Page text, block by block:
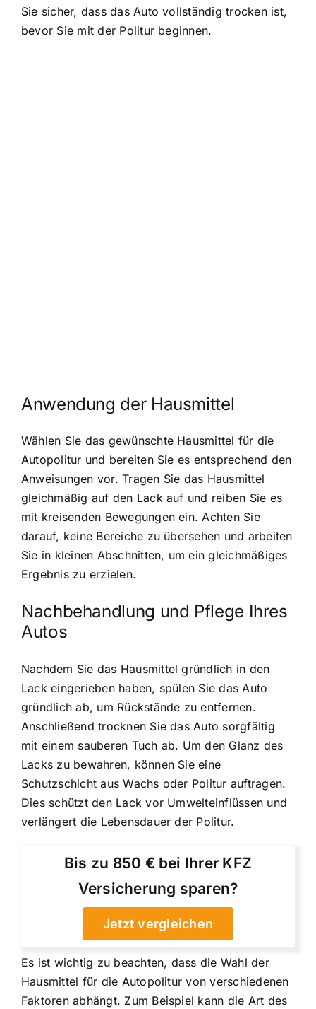
Sie sicher, dass das Auto vollständig trocken ist,
bevor Sie mit der Politur beginnen.
Anwendung der Hausmittel
Wählen Sie das gewünschte Hausmittel für die
Autopolitur und bereiten Sie es entsprechend den
Anweisungen vor. Tragen Sie das Hausmittel
gleichmäßig auf den Lack auf und reiben Sie es
mit kreisenden Bewegungen ein. Achten Sie
darauf, keine Bereiche zu übersehen und arbeiten
Sie in kleinen Abschnitten, um ein gleichmäßiges
Ergebnis zu erzielen.
Nachbehandlung und Pflege Ihres
Autos
Nachdem Sie das Hausmittel gründlich in den
Lack eingerieben haben, spülen Sie das Auto
gründlich ab, um Rückstände zu entfernen.
Anschließend trocknen Sie das Auto sorgfältig
mit einem sauberen Tuch ab. Um den Glanz des
Lacks zu bewahren, können Sie eine
Schutzschicht aus Wachs oder Politur auftragen.
Dies schützt den Lack vor Umwelteinflüssen und
verlängert die Lebensdauer der Politur.
Bis zu 850 € bei Ihrer KFZ
Versicherung sparen?
Jetzt vergleichen
Es ist wichtig zu beachten, dass die Wahl der
Hausmittel für die Autopolitur von verschiedenen
Faktoren abhängt. Zum Beispiel kann die Art des